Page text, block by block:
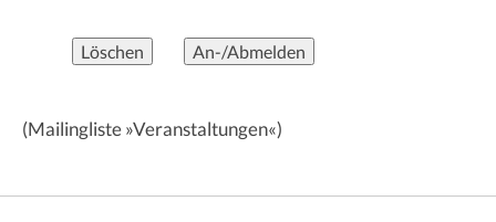
(Mailingliste »Veranstaltungen«)